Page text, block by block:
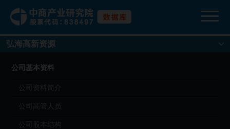
弘海高新资源
公司基本资料
公司资料简介
公司高管人员
公司股本结构